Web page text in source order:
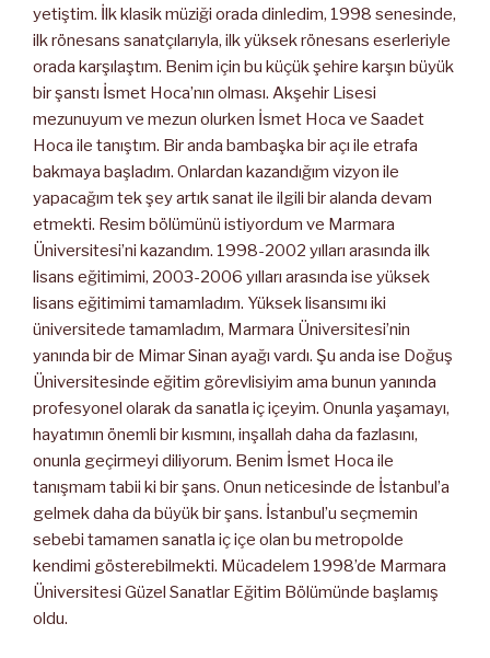
yetiştim. İlk klasik müziği orada dinledim, 1998 senesinde,
ilk rönesans sanatçılarıyla, ilk yüksek rönesans eserleriyle
orada karşılaştım. Benim için bu küçük şehire karşın büyük
bir şanstı İsmet Hoca’nın olması. Akşehir Lisesi
mezunuyum ve mezun olurken İsmet Hoca ve Saadet
Hoca ile tanıştım. Bir anda bambaşka bir açı ile etrafa
bakmaya başladım. Onlardan kazandığım vizyon ile
yapacağım tek şey artık sanat ile ilgili bir alanda devam
etmekti. Resim bölümünü istiyordum ve Marmara
Üniversitesi’ni kazandım. 1998-2002 yılları arasında ilk
lisans eğitimimi, 2003-2006 yılları arasında ise yüksek
lisans eğitimimi tamamladım. Yüksek lisansımı iki
üniversitede tamamladım, Marmara Üniversitesi’nin
yanında bir de Mimar Sinan ayağı vardı. Şu anda ise Doğuş
Üniversitesinde eğitim görevlisiyim ama bunun yanında
profesyonel olarak da sanatla iç içeyim. Onunla yaşamayı,
hayatımın önemli bir kısmını, inşallah daha da fazlasını,
onunla geçirmeyi diliyorum. Benim İsmet Hoca ile
tanışmam tabii ki bir şans. Onun neticesinde de İstanbul’a
gelmek daha da büyük bir şans. İstanbul’u seçmemin
sebebi tamamen sanatla iç içe olan bu metropolde
kendimi gösterebilmekti. Mücadelem 1998’de Marmara
Üniversitesi Güzel Sanatlar Eğitim Bölümünde başlamış
oldu.